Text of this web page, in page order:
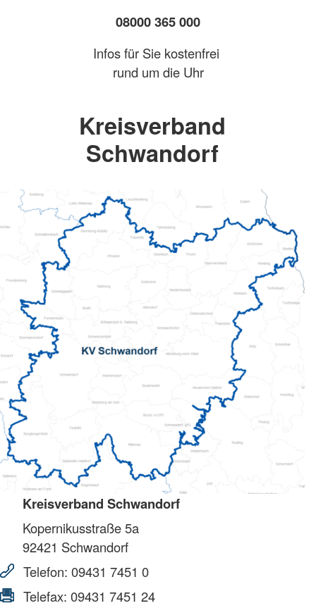
08000 365 000
Infos für Sie kostenfrei
rund um die Uhr
Kreisverband
Schwandorf
Kreisverband Schwandorf
Kopernikusstraße 5a
92421 Schwandorf
Telefon: 09431 7451 0
Telefax: 09431 7451 24